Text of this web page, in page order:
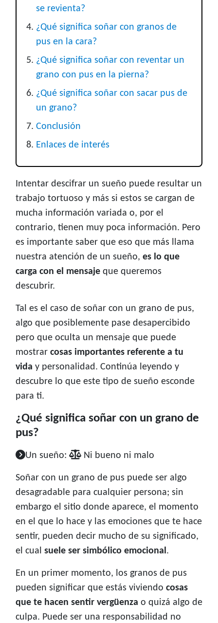
se revienta?
¿Qué significa soñar con granos de
pus en la cara?
¿Qué significa soñar con reventar un
grano con pus en la pierna?
¿Qué significa soñar con sacar pus de
un grano?
Conclusión
Enlaces de interés
Intentar descifrar un sueño puede resultar un
trabajo tortuoso y más si estos se cargan de
mucha información variada o, por el
contrario, tienen muy poca información. Pero
es importante saber que eso que más llama
nuestra atención de un sueño, es lo que
carga con el mensaje que queremos
descubrir.
Tal es el caso de soñar con un grano de pus,
algo que posiblemente pase desapercibido
pero que oculta un mensaje que puede
mostrar cosas importantes referente a tu
vida y personalidad. Continúa leyendo y
descubre lo que este tipo de sueño esconde
para ti.
¿Qué significa soñar con un grano de
pus?
Un sueño: Ni bueno ni malo
Soñar con un grano de pus puede ser algo
desagradable para cualquier persona; sin
embargo el sitio donde aparece, el momento
en el que lo hace y las emociones que te hace
sentir, pueden decir mucho de su significado,
el cual suele ser simbólico emocional.
En un primer momento, los granos de pus
pueden significar que estás viviendo cosas
que te hacen sentir vergüenza o quizá algo de
culpa. Puede ser una responsabilidad no